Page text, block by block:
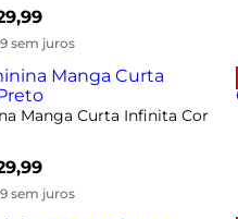
sem juros
Manga Curta Infinita Cor
sem juros